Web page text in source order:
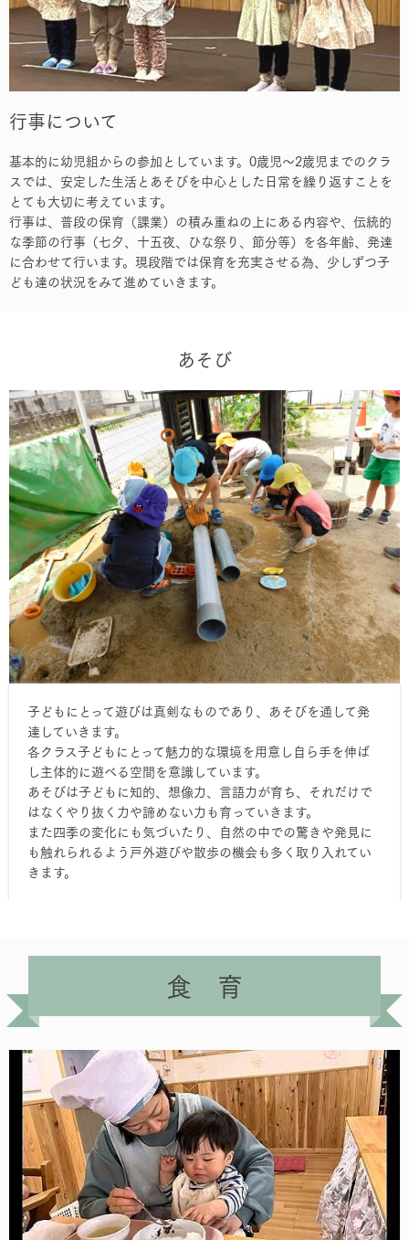
行事について
基本的に幼児組からの参加としています。0歳児～2歳児までのクラ
スでは、安定した生活とあそびを中心とした日常を繰り返すことを
とても大切に考えています。
行事は、普段の保育（課業）の積み重ねの上にある内容や、伝統的
な季節の行事（七夕、十五夜、ひな祭り、節分等）を各年齢、発達
に合わせて行います。現段階では保育を充実させる為、少しずつ子
ども達の状況をみて進めていきます。
あそび
子どもにとって遊びは真剣なものであり、あそびを通して発
達していきます。
各クラス子どもにとって魅力的な環境を用意し自ら手を伸ば
し主体的に遊べる空間を意識しています。
あそびは子どもに知的、想像力、言語力が育ち、それだけで
はなくやり抜く力や諦めない力も育っていきます。
また四季の変化にも気づいたり、自然の中での驚きや発見に
も触れられるよう戸外遊びや散歩の機会も多く取り入れてい
きます。
食 育